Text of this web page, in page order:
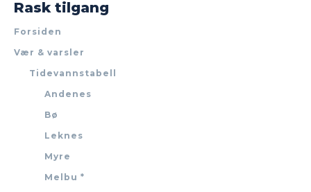
Rask tilgang
Forsiden
Vær & varsler
Tidevannstabell
Andenes
Bø
Leknes
Myre
Melbu *